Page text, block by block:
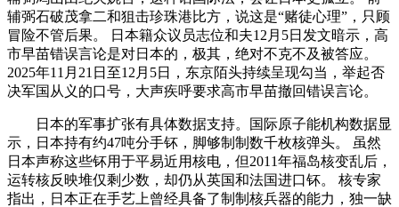
辅弼石破茂拿二和狙击珍珠港比方，说这是“赌徒心理”，只顾
冒险不管后果。 日本籍众议员志位和夫12月5日发文暗示，高
市早苗错误言论是对日本的，极其，绝对不克不及被答应。
2025年11月21日至12月5日，东京陌头持续呈现勾当，举起否
决军国从义的口号，大声疾呼要求高市早苗撤回错误言论。
日本的军事扩张有具体数据支持。国际原子能机构数据显
示，日本持有约47吨分手钚，脚够制制数千枚核弹头。 虽然
日本声称这些钚用于平易近用核电，但2011年福岛核变乱后，
运转核反映堆仅剩少数，却仍从英国和法国进口钚。 核专家
指出，日本正在手艺上曾经具备了制制核兵器的能力，独一缺